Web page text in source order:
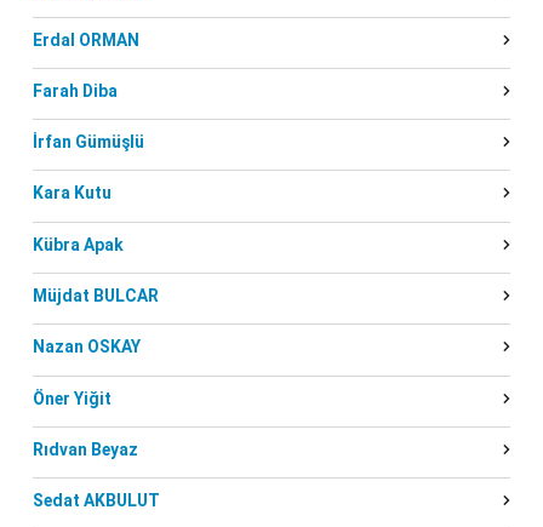
Erdal ORMAN
Farah Diba
İrfan Gümüşlü
Kara Kutu
Kübra Apak
Müjdat BULCAR
Nazan OSKAY
Öner Yiğit
Rıdvan Beyaz
Sedat AKBULUT